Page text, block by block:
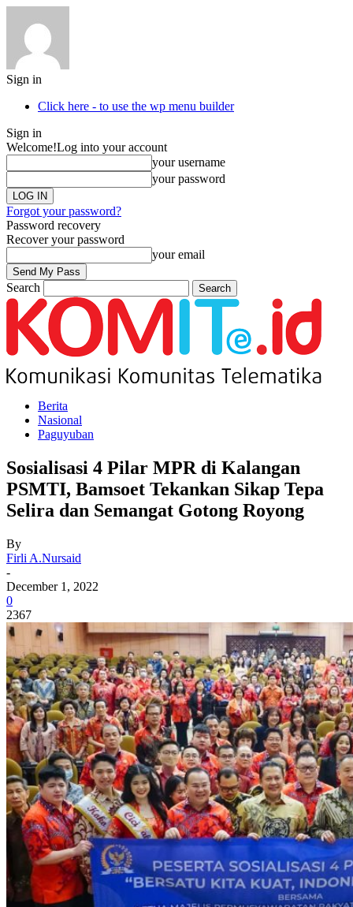
Sign in
Click here - to use the wp menu builder
Sign in
Welcome!Log into your account
your username
your password
Forgot your password?
Password recovery
Recover your password
your email
Search
Berita
Nasional
Paguyuban
Sosialisasi 4 Pilar MPR di Kalangan
PSMTI, Bamsoet Tekankan Sikap Tepa
Selira dan Semangat Gotong Royong
By
Firli A.Nursaid
-
December 1, 2022
0
2367